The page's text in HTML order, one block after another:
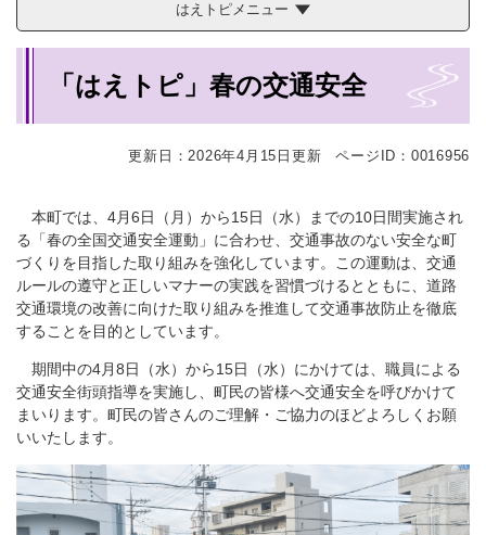
はえトピメニュー
「はえトピ」春の交通安全
更新日：2026年4月15日更新 ページID：0016956
本町では、4月6日（月）から15日（水）までの10日間実施され
る「春の全国交通安全運動」に合わせ、交通事故のない安全な町
づくりを目指した取り組みを強化しています。この運動は、交通
ルールの遵守と正しいマナーの実践を習慣づけるとともに、道路
交通環境の改善に向けた取り組みを推進して交通事故防止を徹底
することを目的としています。
期間中の4月8日（水）から15日（水）にかけては、職員による
交通安全街頭指導を実施し、町民の皆様へ交通安全を呼びかけて
まいります。町民の皆さんのご理解・ご協力のほどよろしくお願
いいたします。